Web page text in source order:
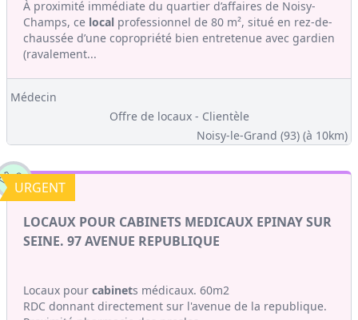
À proximité immédiate du quartier d’affaires de Noisy-
Champs, ce local professionnel de 80 m², situé en rez-de-
chaussée d’une copropriété bien entretenue avec gardien
(ravalement...
Médecin
Offre de locaux - Clientèle
Noisy-le-Grand (93) (à 10km)
URGENT
LOCAUX POUR CABINETS MEDICAUX EPINAY SUR
SEINE. 97 AVENUE REPUBLIQUE
Locaux pour cabinets médicaux. 60m2
RDC donnant directement sur l'avenue de la republique.